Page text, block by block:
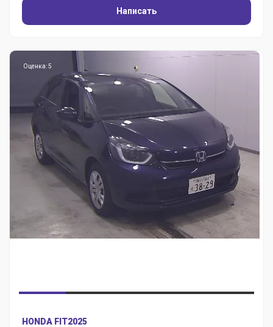
Написать
Оценка: 5
HONDA FIT2025